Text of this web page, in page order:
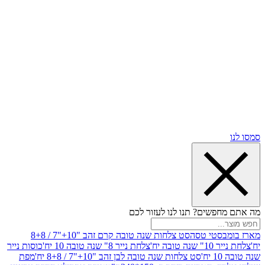
תנו לנו לעזור לכם
טסה
סט צלחות שנה טובה קרם זהב "10+"7 / 8+8
יח'
צלחת נייר 8" שנה טובה 10 יח'
כוסות נייר
סט צלחות שנה טובה לבן זהב "10+"7 / 8+8 יח'
מפת